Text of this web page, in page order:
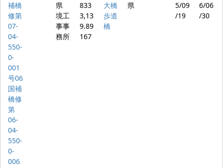
補橋
修第
07-
04-
550-
0-
001
号06
国補
橋修
第
06-
04-
550-
0-
006
県
境工
事事
務所
833
3,13
9.89
167
大橋
歩道
橋
県
5/09
/19
6/06
/30